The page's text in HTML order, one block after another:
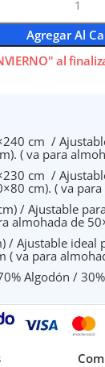
Agregar Al
al
cm /
( va para
cm /
cm). ( va
/ Ajustable
almohada de
/ Ajustable ideal
( va para
Algodón /